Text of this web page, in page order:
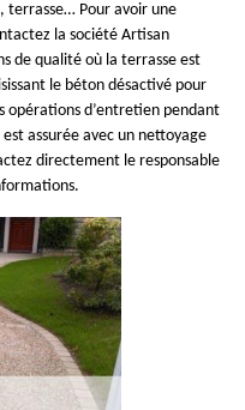
terrasse… Pour avoir une
la société Artisan
de qualité où la terrasse est
le béton désactivé pour
opérations d’entretien pendant
assurée avec un nettoyage
directement le responsable